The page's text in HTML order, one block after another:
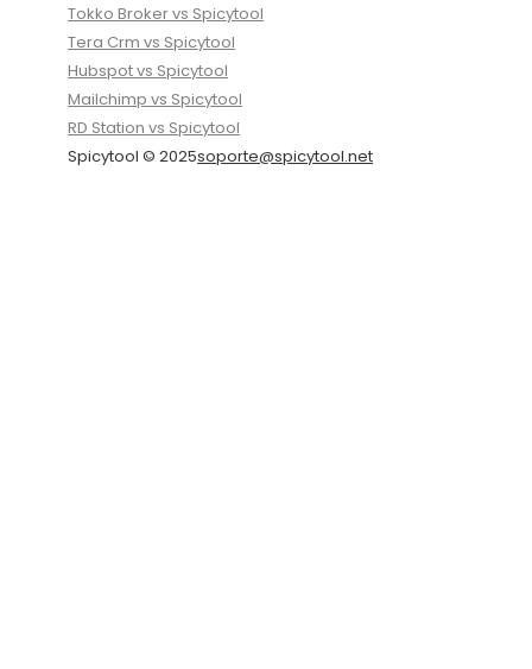
Tokko Broker vs Spicytool
Tera Crm vs Spicytool
Hubspot vs Spicytool
Mailchimp vs Spicytool
RD Station vs Spicytool
Spicytool © 2025soporte@spicytool.net